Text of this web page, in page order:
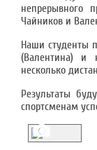
непрерывного
Чайников и
Наши студенты
(Валентина)
несколько
Результаты
спортсменам